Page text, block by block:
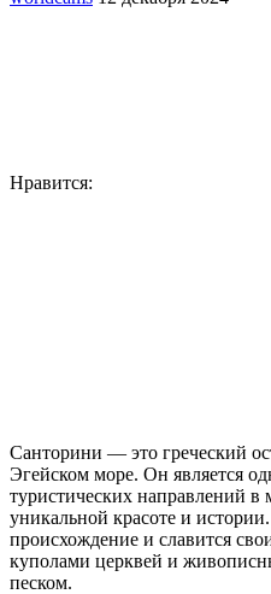
Нравится:
Санторини — это греческий
Эгейском море. Он является
туристических направлений в
уникальной красоте и
происхождение и славится
куполами церквей и
песком.